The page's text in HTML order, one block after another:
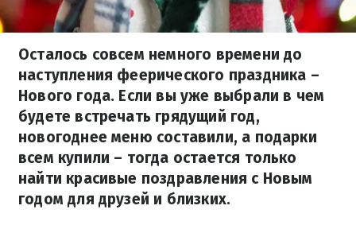
Осталось совсем немного времени до
наступления феерического праздника –
Нового года. Если вы уже выбрали в чем
будете встречать грядущий год,
новогоднее меню составили, а подарки
всем купили – тогда остается только
найти красивые поздравления с Новым
годом для друзей и близких.